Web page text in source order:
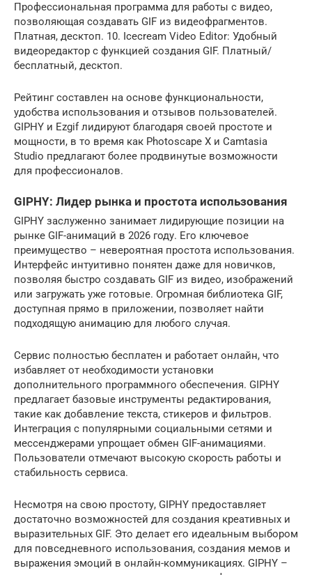
Профессиональная программа для работы с видео,
позволяющая создавать GIF из видеофрагментов.
Платная, десктоп. 10. Icecream Video Editor: Удобный
видеоредактор с функцией создания GIF. Платный/
бесплатный, десктоп.
Рейтинг составлен на основе функциональности,
удобства использования и отзывов пользователей.
GIPHY и Ezgif лидируют благодаря своей простоте и
мощности, в то время как Photoscape X и Camtasia
Studio предлагают более продвинутые возможности
для профессионалов.
GIPHY: Лидер рынка и простота использования
GIPHY заслуженно занимает лидирующие позиции на
рынке GIF-анимаций в 2026 году. Его ключевое
преимущество – невероятная простота использования.
Интерфейс интуитивно понятен даже для новичков,
позволяя быстро создавать GIF из видео, изображений
или загружать уже готовые. Огромная библиотека GIF,
доступная прямо в приложении, позволяет найти
подходящую анимацию для любого случая.
Сервис полностью бесплатен и работает онлайн, что
избавляет от необходимости установки
дополнительного программного обеспечения. GIPHY
предлагает базовые инструменты редактирования,
такие как добавление текста, стикеров и фильтров.
Интеграция с популярными социальными сетями и
мессенджерами упрощает обмен GIF-анимациями.
Пользователи отмечают высокую скорость работы и
стабильность сервиса.
Несмотря на свою простоту, GIPHY предоставляет
достаточно возможностей для создания креативных и
выразительных GIF. Это делает его идеальным выбором
для повседневного использования, создания мемов и
выражения эмоций в онлайн-коммуникациях. GIPHY –